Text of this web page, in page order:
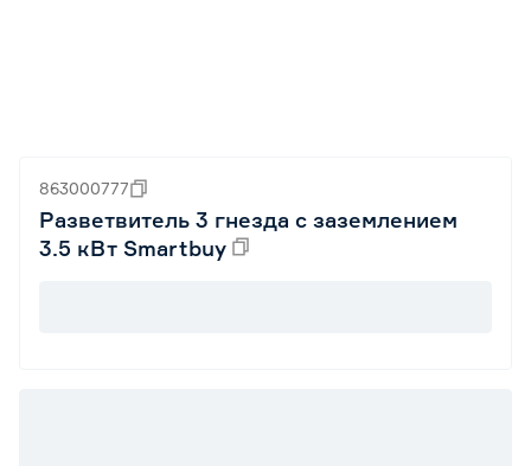
863000777
Разветвитель 3 гнезда с заземлением
3.5 кВт Smartbuy